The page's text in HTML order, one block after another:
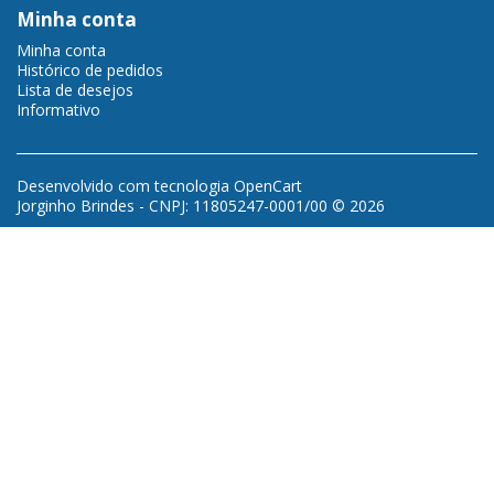
Minha conta
Minha conta
Histórico de pedidos
Lista de desejos
Informativo
Desenvolvido com tecnologia OpenCart
Jorginho Brindes - CNPJ: 11805247-0001/00 © 2026